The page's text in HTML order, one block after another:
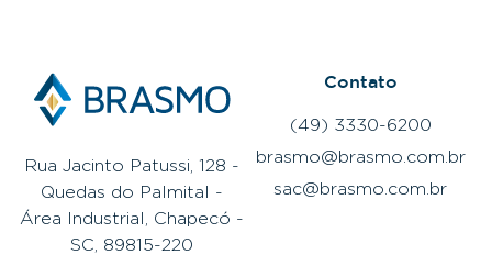
Rua Jacinto Patussi, 128 -
Quedas do Palmital -
Área Industrial, Chapecó -
SC, 89815-220
Contato
(49) 3330-6200
brasmo@brasmo.com.br
sac@brasmo.com.br